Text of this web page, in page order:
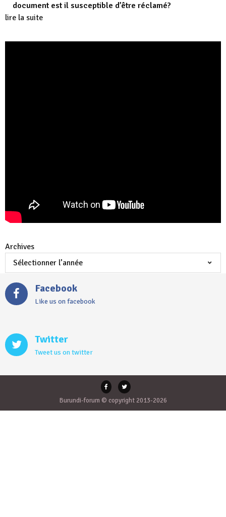
document est il susceptible d’être réclamé?
lire la suite
Archives
Facebook
Like us on facebook
Twitter
Tweet us on twitter
Burundi-forum © copyright 2013-2026